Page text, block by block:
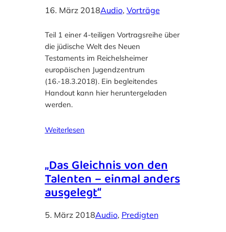
16. März 2018Audio, Vorträge
Teil 1 einer 4-teiligen Vortragsreihe über
die jüdische Welt des Neuen
Testaments im Reichelsheimer
europäischen Jugendzentrum
(16.-18.3.2018). Ein begleitendes
Handout kann hier heruntergeladen
werden.
Weiterlesen
„Das Gleichnis von den
Talenten – einmal anders
ausgelegt“
5. März 2018Audio, Predigten